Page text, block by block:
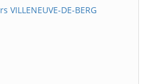
DE-BERG